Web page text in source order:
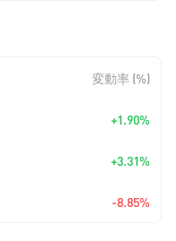
変動率 (%)
+1.90%
+3.31%
-8.85%